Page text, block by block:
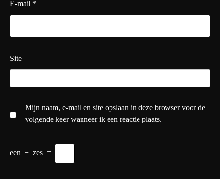
E-mail *
Site
Mijn naam, e-mail en site opslaan in deze browser voor de
volgende keer wanneer ik een reactie plaats.
een + zes =